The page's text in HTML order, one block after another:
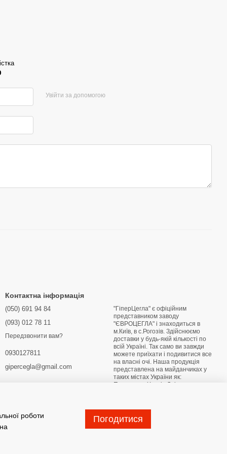
Увійти за допомогою
Контактна інформація
(050) 691 94 84
(093) 012 78 11
Передзвонити вам?
0930127811
gipercegla@gmail.com
"ГіперЦегла" є офіційним
представником заводу
"ЄВРОЦЕГЛА" і знаходиться в
м.Київ, в с.Рогозів. Здійснюємо
доставки у будь-якій кількості по
всій Україні. Так само ви завжди
можете приїхати і подивитися все
на власні очі. Наша продукція
представлена на майданчиках у
таких містах України як:
Переяслав Харків Дніпро
Мапа проїзду
роботи
Погодитися